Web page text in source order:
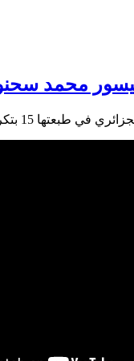
محمد
عالم آثار، نظير جهوده في إعادة التأريخ للتواجد الأول